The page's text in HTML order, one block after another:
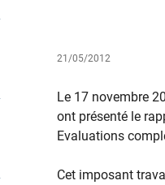
21/05/2012
Le 17 novembre
ont présenté le
Evaluations
Cet imposant